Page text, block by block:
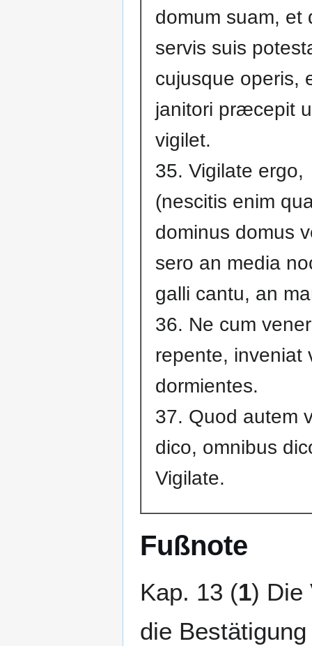
domum suam, et
servis suis
cujusque operis,
janitori præcepit
vigilet.
35. Vigilate ergo,
(nescitis enim
dominus domus
sero an media
galli cantu, an
36. Ne cum
repente, inveniat
dormientes.
37. Quod autem
dico, omnibus
Vigilate.
Fußnote
Kap. 13 (1) Die
die